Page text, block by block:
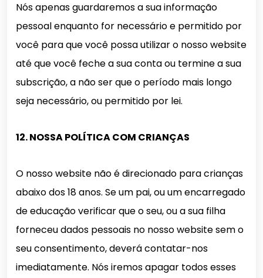
Nós apenas guardaremos a sua informação
pessoal enquanto for necessário e permitido por
você para que você possa utilizar o nosso website
até que você feche a sua conta ou termine a sua
subscrição, a não ser que o período mais longo
seja necessário, ou permitido por lei.
12. NOSSA POLÍTICA COM CRIANÇAS
O nosso website não é direcionado para crianças
abaixo dos 18 anos. Se um pai, ou um encarregado
de educação verificar que o seu, ou a sua filha
forneceu dados pessoais no nosso website sem o
seu consentimento, deverá contatar-nos
imediatamente. Nós iremos apagar todos esses